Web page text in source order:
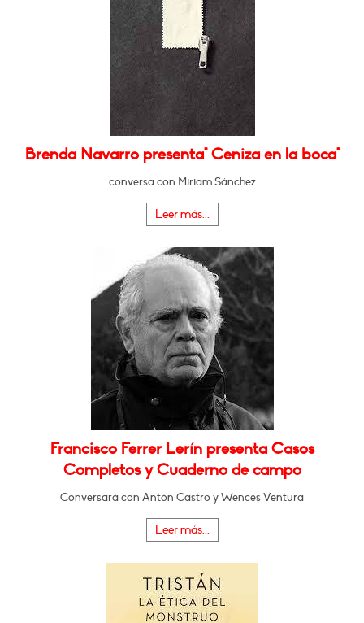
Brenda Navarro presenta" Ceniza en la boca"
conversa con Miriam Sánchez
Leer más...
Francisco Ferrer Lerín presenta Casos
Completos y Cuaderno de campo
Conversará con Antón Castro y Wences Ventura
Leer más...